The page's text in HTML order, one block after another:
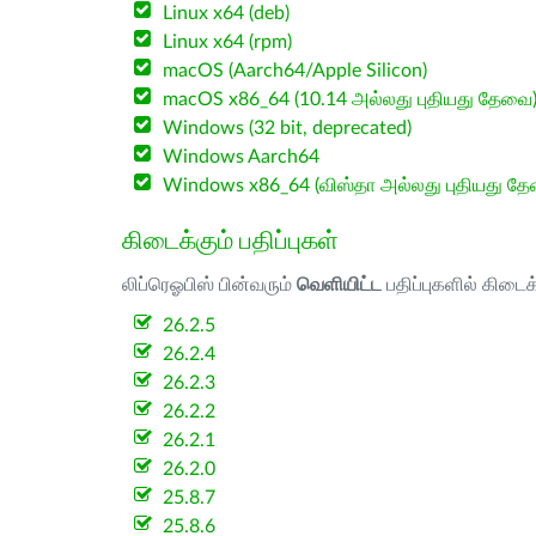
Linux x64 (deb)
Linux x64 (rpm)
macOS (Aarch64/Apple Silicon)
macOS x86_64 (10.14 அல்லது புதியது தேவை)
Windows (32 bit, deprecated)
Windows Aarch64
Windows x86_64 (விஸ்தா அல்லது புதியது
கிடைக்கும் பதிப்புகள்
லிப்ரெஓபிஸ் பின்வரும் வெளியிட்ட பதிப்புகளில்
26.2.5
26.2.4
26.2.3
26.2.2
26.2.1
26.2.0
25.8.7
25.8.6